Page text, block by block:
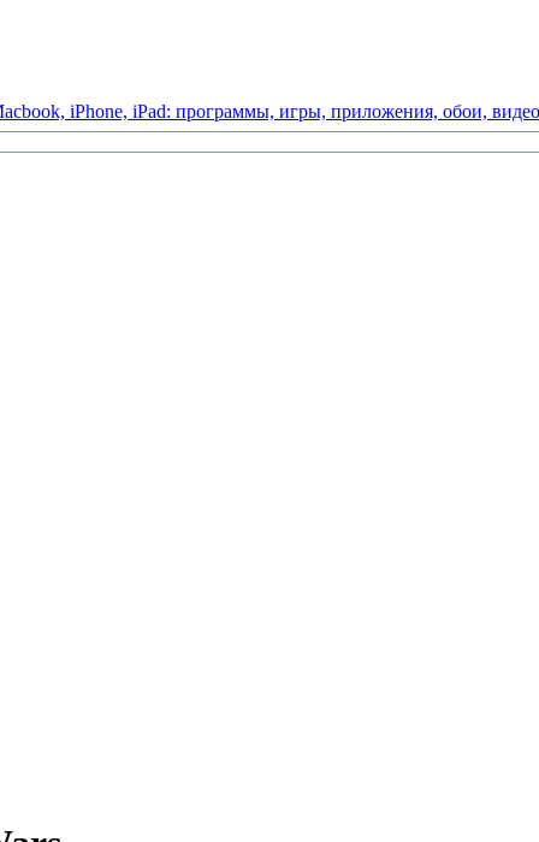
iPhone, iPad: программы, игры, приложения, обои, видео